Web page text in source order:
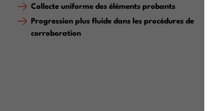
Collecte uniforme des éléments probants
Progression plus fluide dans les procédures de
corroboration